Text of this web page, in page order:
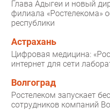
Глава Адыгеи и новый
филиала «Ростелекома»
республики
Астрахань
Цифровая медицина:
интернет для сети
Волгоград
Ростелеком запускает
сотрудников компаний